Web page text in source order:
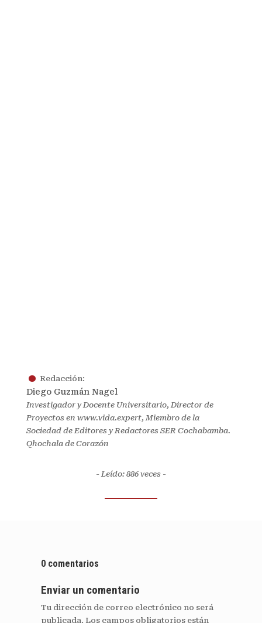
. Redacción:
Diego Guzmán Nagel
Investigador y Docente Universitario, Director de
Proyectos en www.vida.expert, Miembro de la
Sociedad de Editores y Redactores SER Cochabamba.
Qhochala de Corazón
- Leído: 886veces -
0 comentarios
Enviar un comentario
Tu dirección de correo electrónico no será
publicada. Los campos obligatorios están